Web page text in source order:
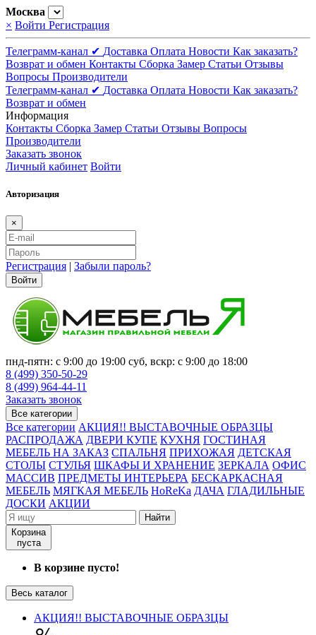
Москва
× Войти Регистрация
Телеграмм-канал ✔ Доставка Оплата Новости Как заказать?
Возврат и обмен Контакты Сборка Замер Статьи Отзывы
Вопросы Производители
Телеграмм-канал ✔ Доставка Оплата Новости Как заказать?
Возврат и обмен
Информация
Контакты Сборка Замер Статьи Отзывы Вопросы
Производители
Заказать звонок
Личный кабинет Войти
Авторизация
×
Регистрация | Забыли пароль?
Войти
пнд-пятн: с 9:00 до 19:00 суб, вскр: с 9:00 до 18:00
8 (499) 350-50-29
8 (499) 964-44-11
Заказать звонок
Все категории
Все категории АКЦИЯ!! ВЫСТАВОЧНЫЕ ОБРАЗЦЫ
РАСПРОДАЖА ДВЕРИ КУПЕ КУХНЯ ГОСТИНАЯ
МЕБЕЛЬ НА ЗАКАЗ СПАЛЬНЯ ПРИХОЖАЯ ДЕТСКАЯ
СТОЛЫ СТУЛЬЯ ШКАФЫ И ХРАНЕНИЕ ЗЕРКАЛА ОФИС
МАССИВ ПРЕДМЕТЫ ИНТЕРЬЕРА БЕСКАРКАСНАЯ
МЕБЕЛЬ МЯГКАЯ МЕБЕЛЬ HoReKa ДАЧА ГЛАДИЛЬНЫЕ
ДОСКИ АКЦИИ
Найти
Корзина
пуста
В корзине пусто!
Весь каталог
АКЦИЯ!! ВЫСТАВОЧНЫЕ ОБРАЗЦЫ